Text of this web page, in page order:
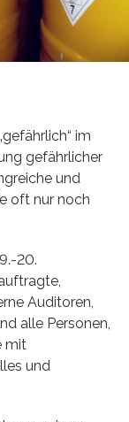
im
gefährlicher
und
oft nur noch
20.
Auditoren,
alle Personen,
mit
und